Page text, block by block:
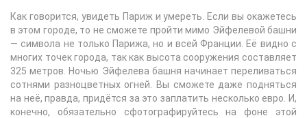
Как говорится, увидеть Париж и умереть. Если вы окажетесь
в этом городе, то не сможете пройти мимо Эйфелевой башни
— символа не только Парижа, но и всей Франции. Её видно с
многих точек города, так как высота сооружения составляет
325 метров. Ночью Эйфелева башня начинает переливаться
сотнями разноцветных огней. Вы сможете даже подняться
на неё, правда, придётся за это заплатить несколько евро. И,
конечно, обязательно сфотографируйтесь на фоне этой